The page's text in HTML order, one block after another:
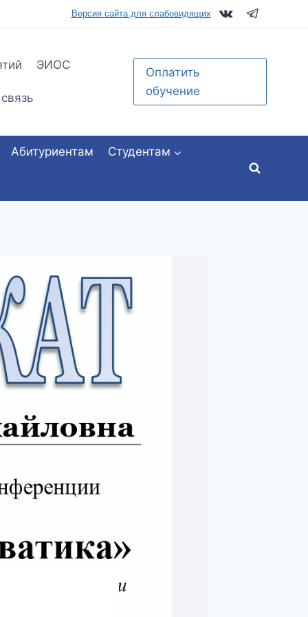
Версия сайта для слабовидящих
ЭИОС
Оплатить
обучение
Абитуриентам Студентам